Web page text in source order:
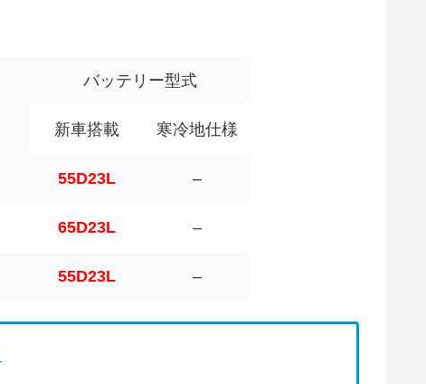
バッテリー型式
新車搭載 寒冷地仕様
55D23L –
65D23L –
55D23L –